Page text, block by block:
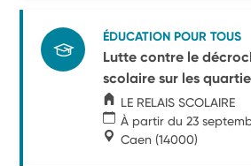
ÉDUCATION POUR TOUS
Lutte contre le
scolaire sur les
LE RELAIS SCOLAIRE
À partir du 23
Caen (14000)